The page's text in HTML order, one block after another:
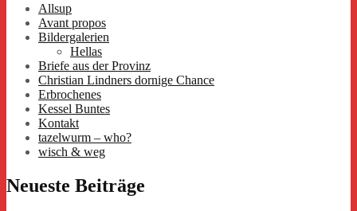
Allsup
Avant propos
Bildergalerien
Hellas
Briefe aus der Provinz
Christian Lindners dornige Chance
Erbrochenes
Kessel Buntes
Kontakt
tazelwurm – who?
wisch & weg
Neueste Beiträge